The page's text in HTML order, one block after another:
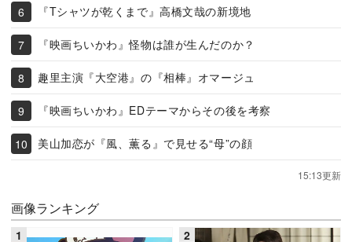
『Tシャツが乾くまで』高橋文哉の新境地
『映画ちいかわ』怪物は誰が生んだのか？
趣里主演『大空港』の『相棒』オマージュ
『映画ちいかわ』EDテーマからその後を考察
美山加恋が『風、薫る』で見せる“母”の顔
15:13更新
画像ランキング